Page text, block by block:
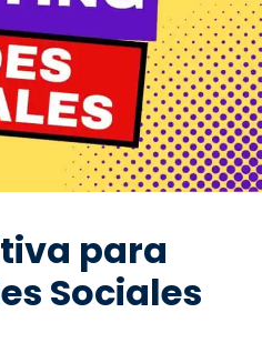
para
Sociales